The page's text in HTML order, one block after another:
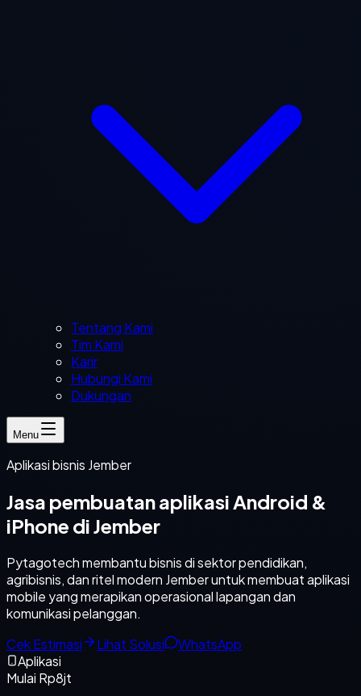
Tentang Kami
Tim Kami
Karir
Hubungi Kami
Dukungan
Menu
Aplikasi bisnis Jember
Jasa pembuatan aplikasi Android &
iPhone di Jember
Pytagotech membantu bisnis di sektor pendidikan,
agribisnis, dan ritel modern Jember untuk membuat aplikasi
mobile yang merapikan operasional lapangan dan
komunikasi pelanggan.
Cek Estimasi
Lihat Solusi
WhatsApp
Aplikasi
Mulai Rp8jt